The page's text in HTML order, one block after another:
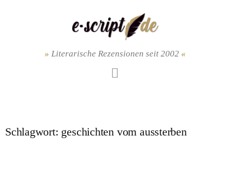
Literarische Rezensionen seit 2002
Schlagwort: geschichten vom aussterben